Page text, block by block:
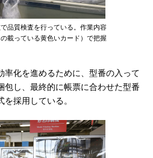
品質検査を行っている。作業内容
載っている黄色いカード）で把握
化を進めるために、型番の入って
包し、最終的に帳票に合わせた型番
採用している。